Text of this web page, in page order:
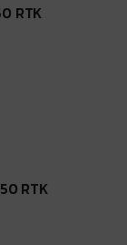
RTK
RTK